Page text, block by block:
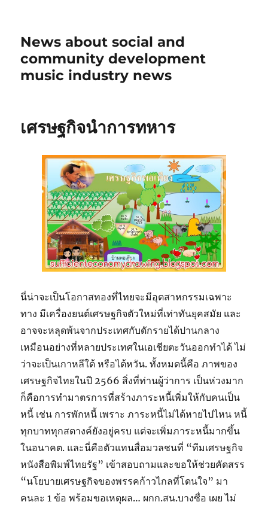
News about social and
community development
music industry news
เศรษฐกิจนำการทหาร
นี่น่าจะเป็นโอกาสทองที่ไทยจะมีอุตสาหกรรมเฉพาะ
ทาง มีเครื่องยนต์เศรษฐกิจตัวใหม่ที่เท่าทันยุคสมัย และ
อาจจะหลุดพ้นจากประเทศกับดักรายได้ปานกลาง
เหมือนอย่างที่หลายประเทศในเอเชียตะวันออกทำได้ ไม่
ว่าจะเป็นเกาหลีใต้ หรือไต้หวัน. ทั้งหมดนี้คือ ภาพของ
เศรษฐกิจไทยในปี 2566 สิ่งที่ท่านผู้ว่าการ เป็นห่วงมาก
ก็คือการทำมาตรการที่สร้างภาระหนี้เพิ่มให้กับคนเป็น
หนี้ เช่น การพักหนี้ เพราะ ภาระหนี้ไม่ได้หายไปไหน หนี้
ทุกบาททุกสตางค์ยังอยู่ครบ แต่จะเพิ่มภาระหนี้มากขึ้น
ในอนาคต. และนี่คือตัวแทนสื่อมวลชนที่ “ทีมเศรษฐกิจ
หนังสือพิมพ์ไทยรัฐ” เข้าสอบถามและขอให้ช่วยคัดสรร
“นโยบายเศรษฐกิจของพรรคก้าวไกลที่โดนใจ” มา
คนละ 1 ข้อ พร้อมขอเหตุผล… ผกก.สน.บางซื่อ เผย ไม่